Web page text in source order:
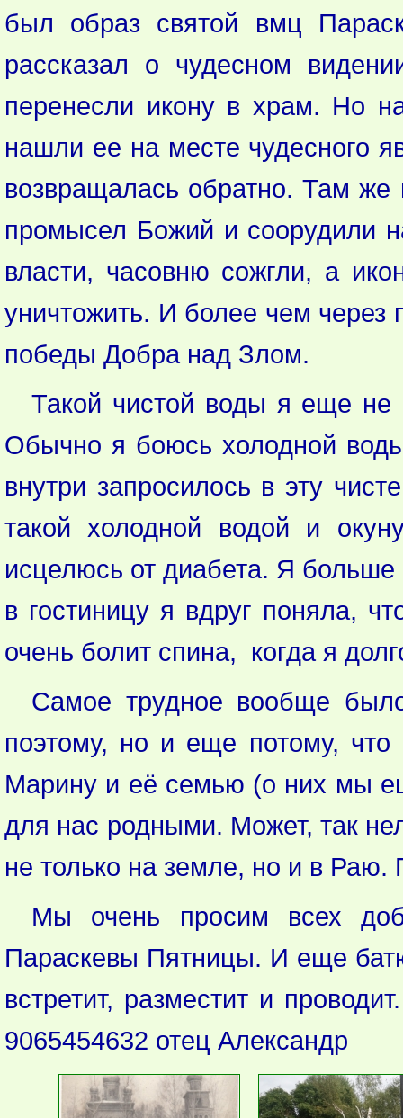
был образ святой вмц
рассказал о чудесном
перенесли икону в храм. Но
нашли ее на месте чудесного
возвращалась обратно. Там
промысел Божий и соорудили
власти, часовню сожгли, а
уничтожить. И более чем через
победы Добра над Злом.
Такой чистой воды я еще
Обычно я боюсь холодной
внутри запросилось в эту
такой холодной водой и
исцелюсь от диабета. Я
в гостиницу я вдруг поняла,
очень болит спина, когда я
Самое трудное вообще
поэтому, но и еще потому,
Марину и её семью (о них мы
для нас родными. Может, так
не только на земле, но и в
Мы очень просим всех
Параскевы Пятницы. И еще
встретит, разместит и
9065454632 отец Александр